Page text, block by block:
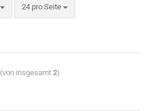
24 pro Seite
(von insgesamt 2)